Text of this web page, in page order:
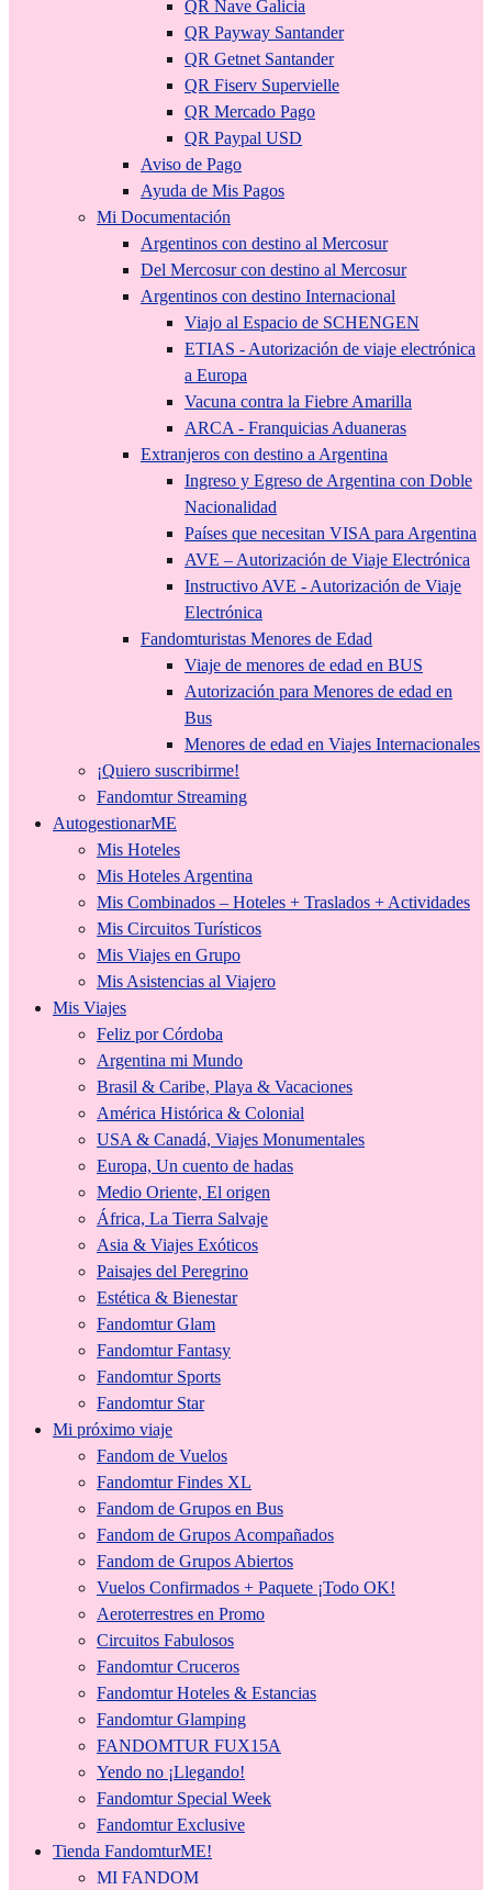
QR Nave Galicia
QR Payway Santander
QR Getnet Santander
QR Fiserv Supervielle
QR Mercado Pago
QR Paypal USD
Aviso de Pago
Ayuda de Mis Pagos
Mi Documentación
Argentinos con destino al Mercosur
Del Mercosur con destino al Mercosur
Argentinos con destino Internacional
Viajo al Espacio de SCHENGEN
ETIAS - Autorización de viaje electrónica
a Europa
Vacuna contra la Fiebre Amarilla
ARCA - Franquicias Aduaneras
Extranjeros con destino a Argentina
Ingreso y Egreso de Argentina con Doble
Nacionalidad
Países que necesitan VISA para Argentina
AVE – Autorización de Viaje Electrónica
Instructivo AVE - Autorización de Viaje
Electrónica
Fandomturistas Menores de Edad
Viaje de menores de edad en BUS
Autorización para Menores de edad en
Bus
Menores de edad en Viajes Internacionales
¡Quiero suscribirme!
Fandomtur Streaming
AutogestionarME
Mis Hoteles
Mis Hoteles Argentina
Mis Combinados – Hoteles + Traslados + Actividades
Mis Circuitos Turísticos
Mis Viajes en Grupo
Mis Asistencias al Viajero
Mis Viajes
Feliz por Córdoba
Argentina mi Mundo
Brasil & Caribe, Playa & Vacaciones
América Histórica & Colonial
USA & Canadá, Viajes Monumentales
Europa, Un cuento de hadas
Medio Oriente, El origen
África, La Tierra Salvaje
Asia & Viajes Exóticos
Paisajes del Peregrino
Estética & Bienestar
Fandomtur Glam
Fandomtur Fantasy
Fandomtur Sports
Fandomtur Star
Mi próximo viaje
Fandom de Vuelos
Fandomtur Findes XL
Fandom de Grupos en Bus
Fandom de Grupos Acompañados
Fandom de Grupos Abiertos
Vuelos Confirmados + Paquete ¡Todo OK!
Aeroterrestres en Promo
Circuitos Fabulosos
Fandomtur Cruceros
Fandomtur Hoteles & Estancias
Fandomtur Glamping
FANDOMTUR FUX15A
Yendo no ¡Llegando!
Fandomtur Special Week
Fandomtur Exclusive
Tienda FandomturME!
MI FANDOM